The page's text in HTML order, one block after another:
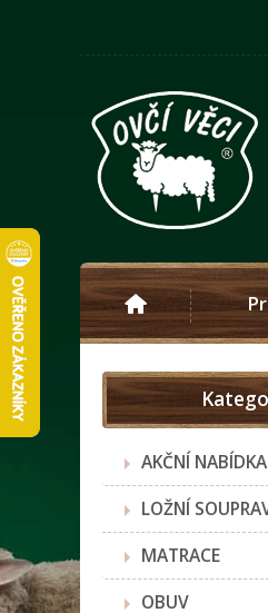
AKČNÍ NABÍDKA
LOŽNÍ
MATRACE
OBUV